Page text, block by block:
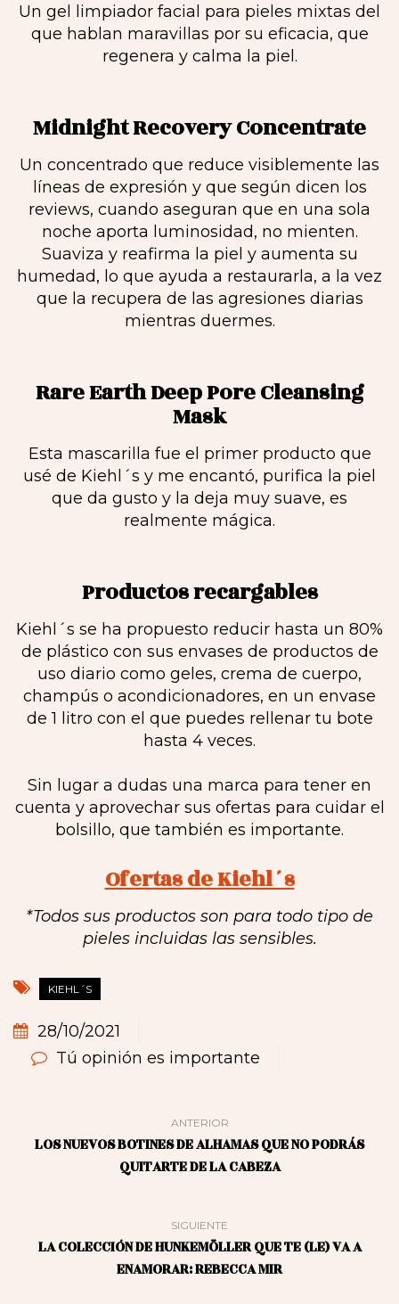
Un gel limpiador facial para pieles mixtas del
que hablan maravillas por su eficacia, que
regenera y calma la piel.
Midnight Recovery Concentrate
Un concentrado que reduce visiblemente las
líneas de expresión y que según dicen los
reviews, cuando aseguran que en una sola
noche aporta luminosidad, no mienten.
Suaviza y reafirma la piel y aumenta su
humedad, lo que ayuda a restaurarla, a la vez
que la recupera de las agresiones diarias
mientras duermes.
Rare Earth Deep Pore Cleansing
Mask
Esta mascarilla fue el primer producto que
usé de Kiehl´s y me encantó, purifica la piel
que da gusto y la deja muy suave, es
realmente mágica.
Productos recargables
Kiehl´s se ha propuesto reducir hasta un 80%
de plástico con sus envases de productos de
uso diario como geles, crema de cuerpo,
champús o acondicionadores, en un envase
de 1 litro con el que puedes rellenar tu bote
hasta 4 veces.
Sin lugar a dudas una marca para tener en
cuenta y aprovechar sus ofertas para cuidar el
bolsillo, que también es importante.
Ofertas de Kiehl´s
*Todos sus productos son para todo tipo de
pieles incluidas las sensibles.
KIEHL´S
28/10/2021
Tú opinión es importante
ANTERIOR
LOS NUEVOS BOTINES DE ALHAMAS QUE NO PODRÁS
QUITARTE DE LA CABEZA
SIGUIENTE
LA COLECCIÓN DE HUNKEMÖLLER QUE TE (LE) VA A
ENAMORAR: REBECCA MIR